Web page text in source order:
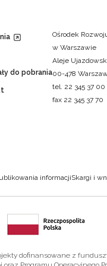
do pobrania
Ośrodek
w Warszawie
Aleje
00-478
tel. 22 345 37 00
fax 22 345 37 70
informacjiSkargi i
dofinansowane z